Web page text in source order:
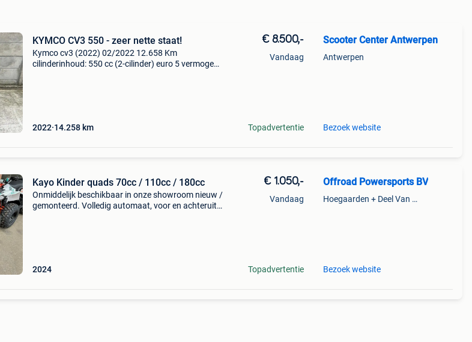
KYMCO CV3 550 - zeer nette staat!
Kymco cv3 (2022) 02/2022 12.658 Km
cilinderinhoud: 550 cc (2-cilinder) euro 5 vermogen:
2022 14.258 km
€ 8.500,-
Vandaag
Topadvertentie
Scooter Center Antwerpen
Antwerpen
Bezoek website
Kayo Kinder quads 70cc / 110cc / 180cc
Onmiddelijk beschikbaar in onze showroom nieuw /
gemonteerd. Volledig automaat, voor en achteruit (
2024
€ 1.050,-
Vandaag
Topadvertentie
Offroad Powersports BV
Hoegaarden + Deel Van Kumtich + Deel Van Tienen
Bezoek website